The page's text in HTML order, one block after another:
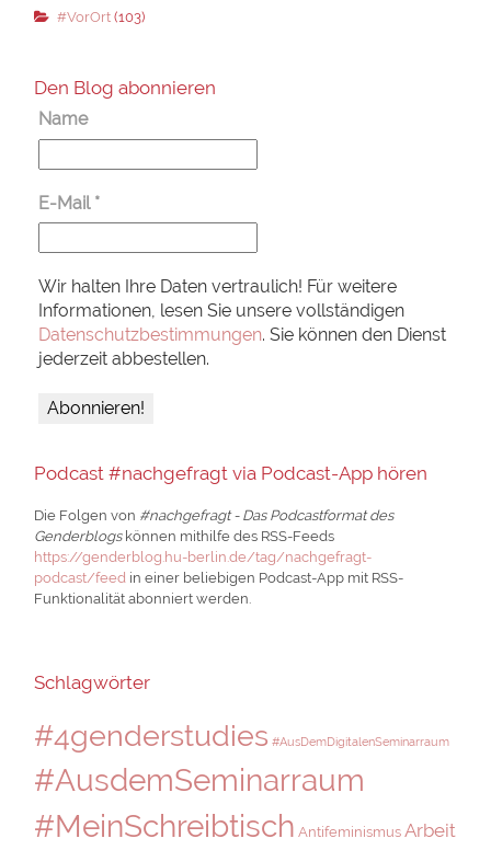
#VorOrt(103)
Den Blog abonnieren
Name
E-Mail *
Wir halten Ihre Daten vertraulich! Für weitere
Informationen, lesen Sie unsere vollständigen
Datenschutzbestimmungen. Sie können den Dienst
jederzeit abbestellen.
Podcast #nachgefragt via Podcast-App hören
Die Folgen von #nachgefragt - Das Podcastformat des
Genderblogskönnen mithilfe des RSS-Feeds
https://genderblog.hu-berlin.de/tag/nachgefragt-
podcast/feed in einer beliebigen Podcast-App mit RSS-
Funktionalität abonniert werden.
Schlagwörter
#4genderstudies #AusDemDigitalenSeminarraum
#AusdemSeminarraum
#MeinSchreibtisch Antifeminismus Arbeit